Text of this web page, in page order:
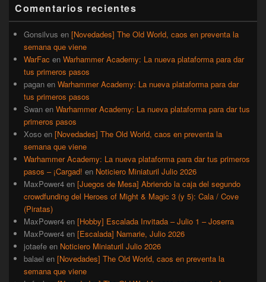
lateral
primaria
Comentarios recientes
Gonsilvus en [Novedades] The Old World, caos en preventa la
semana que viene
WarFac en Warhammer Academy: La nueva plataforma para dar
tus primeros pasos
pagan en Warhammer Academy: La nueva plataforma para dar
tus primeros pasos
Swan en Warhammer Academy: La nueva plataforma para dar tus
primeros pasos
Xoso en [Novedades] The Old World, caos en preventa la
semana que viene
Warhammer Academy: La nueva plataforma para dar tus primeros
pasos – ¡Cargad! en Noticiero Miniaturil Julio 2026
MaxPower4 en [Juegos de Mesa] Abriendo la caja del segundo
crowdfunding del Heroes of Might & Magic 3 (y 5): Cala / Cove
(Piratas)
MaxPower4 en [Hobby] Escalada Invitada – Julio 1 – Joserra
MaxPower4 en [Escalada] Namarie, Julio 2026
jotaefe en Noticiero Miniaturil Julio 2026
balael en [Novedades] The Old World, caos en preventa la
semana que viene